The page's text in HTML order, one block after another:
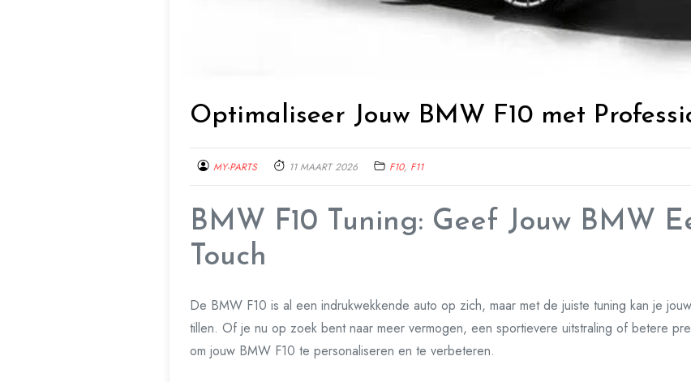
Optimaliseer Jouw BMW F10 met
MY-PARTS 11 MAART 2026 F10, F11
BMW F10 Tuning: Geef Jouw BMW
Touch
De BMW F10 is al een indrukwekkende auto op zich, maar met de juiste tuning kan je
tillen. Of je nu op zoek bent naar meer vermogen, een sportievere uitstraling of betere
om jouw BMW F10 te personaliseren en te verbeteren.